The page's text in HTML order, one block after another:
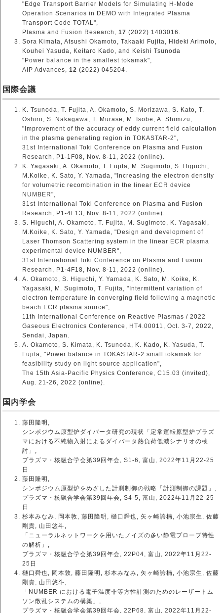
"Edge Transport Barrier Models for Simulating H-Mode
Operation Scenarios in DEMO with Integrated Plasma
Transport Code TOTAL",
Plasma and Fusion Research,17 (2022) 1403016.
Sora Kimata, Atsushi Okamoto, Takaaki Fujita, Hideki Arimoto,
Kouhei Yasuda, Keitaro Kado, and Keishi Tsunoda
"Power balance in the smallest tokamak",
AIP Advances,12 (2022) 045204.
国際会議
K. Tsunoda, T. Fujita, A. Okamoto, S. Morizawa, S. Kato, T.
Oshiro, S. Nakagawa, T. Murase, M. Isobe, A. Shimizu,
"Improvement of the accuracy of eddy current field calculation
in the plasma generating region in TOKASTAR-2",
31st International Toki Conference on Plasma and Fusion
Research, P1-1F08, Nov. 8-11, 2022 (online).
K. Yagasaki, A. Okamoto, T. Fujita, M. Sugimoto, S. Higuchi,
M.Koike, K. Sato, Y. Yamada, "Increasing the electron density
for volumetric recombination in the linear ECR device
NUMBER",
31st International Toki Conference on Plasma and Fusion
Research, P1-4F13, Nov. 8-11, 2022 (online).
S. Higuchi, A. Okamoto, T. Fujita, M. Sugimoto, K. Yagasaki,
M.Koike, K. Sato, Y. Yamada, "Design and development of
Laser Thomson Scattering system in the linear ECR plasma
experimental device NUMBER",
31st International Toki Conference on Plasma and Fusion
Research, P1-4F18, Nov. 8-11, 2022 (online).
A. Okamoto, S. Higuchi, Y. Yamada, K. Sato, M. Koike, K.
Yagasaki, M. Sugimoto, T. Fujita, "Intermittent variation of
electron temperature in converging field following a magnetic
beach ECR plasma source",
11th International Conference on Reactive Plasmas / 2022
Gaseous Electronics Conference, HT4.00011, Oct. 3-7, 2022,
Sendai, Japan.
A. Okamoto, S. Kimata, K. Tsunoda, K. Kado, K. Yasuda, T.
Fujita, "Power balance in TOKASTAR-2 small tokamak for
feasibility study on light source application",
The 15th Asia-Pacific Physics Conference, C15.03 (invited),
Aug. 21-26, 2022 (online).
国内学会
藤田隆明,
シンポジウム原型炉ダイバータ研究の現状「定常運転原型炉プラズ
マにおける不純物入射によるダイバータ熱負荷低減シナリオの検
討」,
プラズマ・核融合学会第39回年会, S1-6, 富山, 2022年11月22-25
日
藤田隆明,
シンポジウム原型炉をめざした計測制御の戦略「計測制御の課題」,
プラズマ・核融合学会第39回年会, S4-5, 富山, 2022年11月22-25
日
杉本みなみ, 岡本敦, 藤田隆明, 樋口舜也, 矢ヶ崎誇楠, 小池宗生, 佐藤
剛貴, 山田悠斗,
「ニューラルネットワークを用いたノイズの多い静電プローブ特性
の解析」,
プラズマ・核融合学会第39回年会, 22P04, 富山, 2022年11月22-
25日
樋口舜也, 岡本敦, 藤田隆明, 杉本みなみ, 矢ヶ崎誇楠, 小池宗生, 佐藤
剛貴, 山田悠斗,
「NUMBER における電子温度非等方性計測のためのレーザートム
ソン散乱システムの構築」,
プラズマ・核融合学会第39回年会, 22P68, 富山, 2022年11月22-